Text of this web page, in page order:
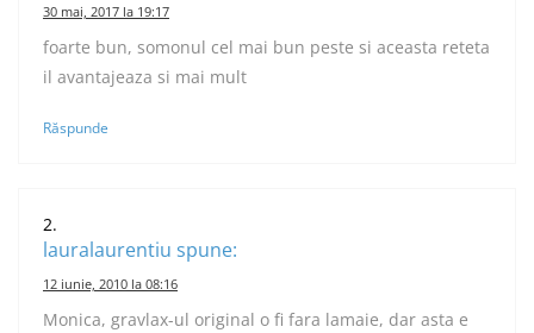
30 mai, 2017 la 19:17
foarte bun, somonul cel mai bun peste si aceasta reteta
il avantajeaza si mai mult
Răspunde
lauralaurentiu spune:
12 iunie, 2010 la 08:16
Monica, gravlax-ul original o fi fara lamaie, dar asta e